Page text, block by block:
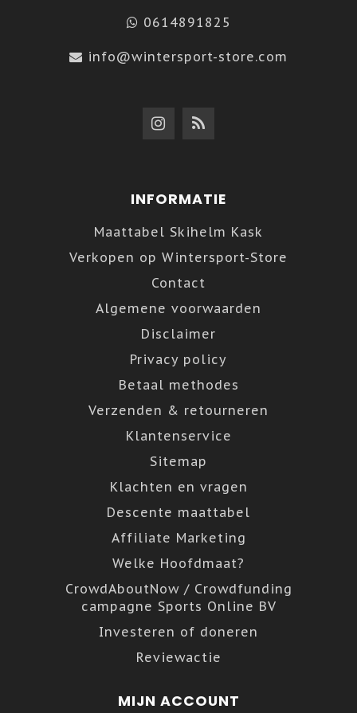
0614891825
info@wintersport-store.com
INFORMATIE
Maattabel Skihelm Kask
Verkopen op Wintersport-Store
Contact
Algemene voorwaarden
Disclaimer
Privacy policy
Betaal methodes
Verzenden & retourneren
Klantenservice
Sitemap
Klachten en vragen
Descente maattabel
Affiliate Marketing
Welke Hoofdmaat?
CrowdAboutNow / Crowdfunding
campagne Sports Online BV
Investeren of doneren
Reviewactie
MIJN ACCOUNT